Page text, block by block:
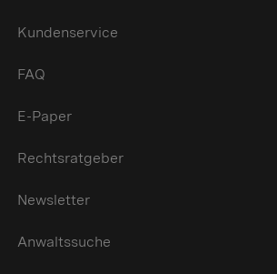
Kundenservice
FAQ
E-Paper
Rechtsratgeber
Newsletter
Anwaltssuche